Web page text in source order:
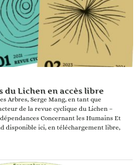
du Lichen en accès libre
Arbres, Serge Mang, en tant que
de la revue cyclique du Lichen –
Concernant les Humains Et
disponible ici, en téléchargement libre,